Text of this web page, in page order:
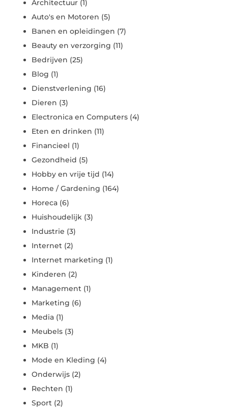
Architectuur (1)
Auto's en Motoren (5)
Banen en opleidingen (7)
Beauty en verzorging (11)
Bedrijven (25)
Blog (1)
Dienstverlening (16)
Dieren (3)
Electronica en Computers (4)
Eten en drinken (11)
Financieel (1)
Gezondheid (5)
Hobby en vrije tijd (14)
Home / Gardening (164)
Horeca (6)
Huishoudelijk (3)
Industrie (3)
Internet (2)
Internet marketing (1)
Kinderen (2)
Management (1)
Marketing (6)
Media (1)
Meubels (3)
MKB (1)
Mode en Kleding (4)
Onderwijs (2)
Rechten (1)
Sport (2)